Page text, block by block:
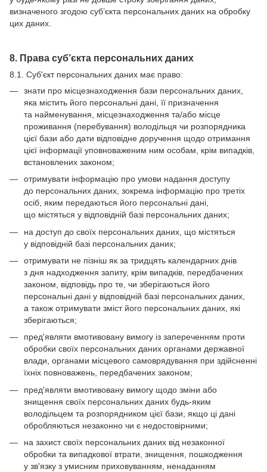
визначеного згодою суб’єкта персональних даних на обробку
цих даних.
8. Права суб’єкта персональних даних
8.1. Суб'єкт персональних даних має право:
знати про місцезнаходження бази персональних даних,
яка містить його персональні дані, її призначення
та найменування, місцезнаходження та/або місце
проживання (перебування) володільця чи розпорядника
цієї бази або дати відповідне доручення щодо отримання
цієї інформації уповноваженим ним особам, крім випадків,
встановлених законом;
отримувати інформацію про умови надання доступу
до персональних даних, зокрема інформацію про третіх
осіб, яким передаються його персональні дані,
що містяться у відповідній базі персональних даних;
на доступ до своїх персональних даних, що містяться
у відповідній базі персональних даних;
отримувати не пізніш як за тридцять календарних днів
з дня надходження запиту, крім випадків, передбачених
законом, відповідь про те, чи зберігаються його
персональні дані у відповідній базі персональних даних,
а також отримувати зміст його персональних даних, які
зберігаються;
пред'являти вмотивовану вимогу із запереченням проти
обробки своїх персональних даних органами державної
влади, органами місцевого самоврядування при здійсненні
їхніх повноважень, передбачених законом;
пред'являти вмотивовану вимогу щодо зміни або
знищення своїх персональних даних будь-яким
володільцем та розпорядником цієї бази, якщо ці дані
обробляються незаконно чи є недостовірними;
на захист своїх персональних даних від незаконної
обробки та випадкової втрати, знищення, пошкодження
у зв'язку з умисним приховуванням, ненаданням